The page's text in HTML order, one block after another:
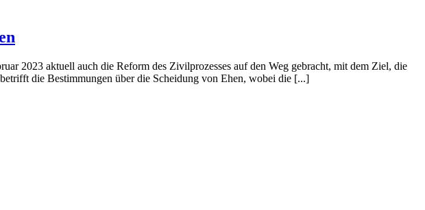
2023 aktuell auch die Reform des Zivilprozesses auf den Weg gebracht, mit dem Ziel, die
die Bestimmungen über die Scheidung von Ehen, wobei die [...]